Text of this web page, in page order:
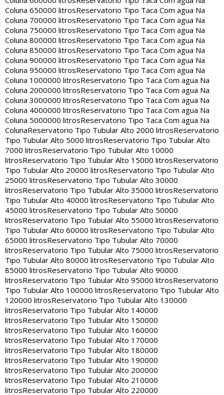
Coluna 650000 litrosReservatorio Tipo Taca Com agua Na
Coluna 700000 litrosReservatorio Tipo Taca Com agua Na
Coluna 750000 litrosReservatorio Tipo Taca Com agua Na
Coluna 800000 litrosReservatorio Tipo Taca Com agua Na
Coluna 850000 litrosReservatorio Tipo Taca Com agua Na
Coluna 900000 litrosReservatorio Tipo Taca Com agua Na
Coluna 950000 litrosReservatorio Tipo Taca Com agua Na
Coluna 1000000 litrosReservatorio Tipo Taca Com agua Na
Coluna 2000000 litrosReservatorio Tipo Taca Com agua Na
Coluna 3000000 litrosReservatorio Tipo Taca Com agua Na
Coluna 4000000 litrosReservatorio Tipo Taca Com agua Na
Coluna 5000000 litrosReservatorio Tipo Taca Com agua Na
ColunaReservatorio Tipo Tubular Alto 2000 litrosReservatorio
Tipo Tubular Alto 5000 litrosReservatorio Tipo Tubular Alto
7000 litrosReservatorio Tipo Tubular Alto 10000
litrosReservatorio Tipo Tubular Alto 15000 litrosReservatorio
Tipo Tubular Alto 20000 litrosReservatorio Tipo Tubular Alto
25000 litrosReservatorio Tipo Tubular Alto 30000
litrosReservatorio Tipo Tubular Alto 35000 litrosReservatorio
Tipo Tubular Alto 40000 litrosReservatorio Tipo Tubular Alto
45000 litrosReservatorio Tipo Tubular Alto 50000
litrosReservatorio Tipo Tubular Alto 55000 litrosReservatorio
Tipo Tubular Alto 60000 litrosReservatorio Tipo Tubular Alto
65000 litrosReservatorio Tipo Tubular Alto 70000
litrosReservatorio Tipo Tubular Alto 75000 litrosReservatorio
Tipo Tubular Alto 80000 litrosReservatorio Tipo Tubular Alto
85000 litrosReservatorio Tipo Tubular Alto 90000
litrosReservatorio Tipo Tubular Alto 95000 litrosReservatorio
Tipo Tubular Alto 100000 litrosReservatorio Tipo Tubular Alto
120000 litrosReservatorio Tipo Tubular Alto 130000
litrosReservatorio Tipo Tubular Alto 140000
litrosReservatorio Tipo Tubular Alto 150000
litrosReservatorio Tipo Tubular Alto 160000
litrosReservatorio Tipo Tubular Alto 170000
litrosReservatorio Tipo Tubular Alto 180000
litrosReservatorio Tipo Tubular Alto 190000
litrosReservatorio Tipo Tubular Alto 200000
litrosReservatorio Tipo Tubular Alto 210000
litrosReservatorio Tipo Tubular Alto 220000